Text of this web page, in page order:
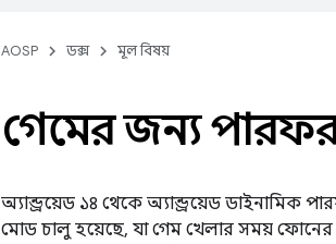
AOSP ডক্স মূল বিষয়
গেমের জন্য
অ্যান্ড্রয়েড ১৪ থেকে অ্যান্ড্রয়েড ডাইনামিক
মোড চালু হয়েছে, যা গেম খেলার সময় ফোনের